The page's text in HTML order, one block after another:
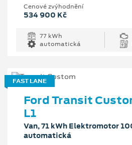
Cenové zvýhodnění
534 900 Kč
77 kWh
automatická
FAST LANE
Ford Transit
L1
Van, 71 kWh Elektromotor
automatická